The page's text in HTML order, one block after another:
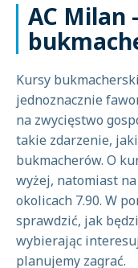
AC Milan
Kursy
jednoznacznie
na zwycięstwo
takie zdarzenie,
bukmacherów. O
wyżej, natomiast
okolicach 7.90. W
sprawdzić, jak
wybierając
planujemy zagrać.